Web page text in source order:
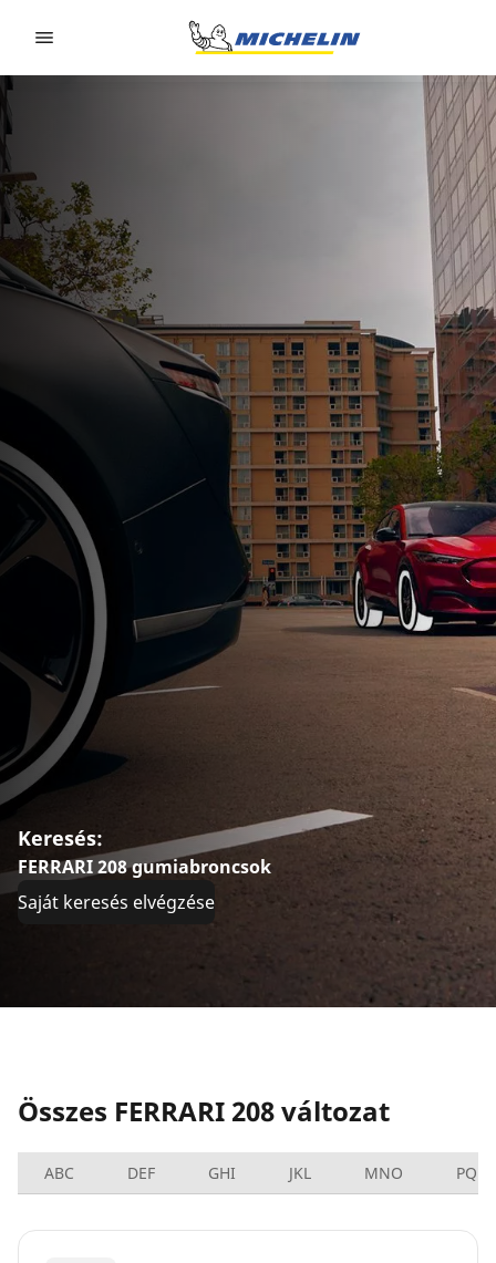
Keresés:
FERRARI 208 gumiabroncsok
Saját keresés elvégzése
Összes FERRARI 208 változat
ABC DEF GHI JKL MNO PQRS